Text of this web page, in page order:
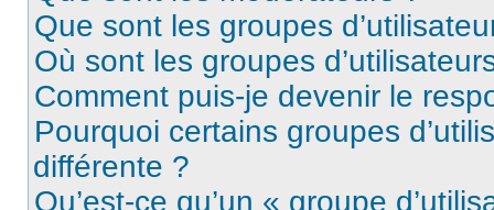
Que sont les groupes
Où sont les groupes
Comment puis-je devenir le
Pourquoi certains groupes
différente ?
Qu’est-ce qu’un « groupe